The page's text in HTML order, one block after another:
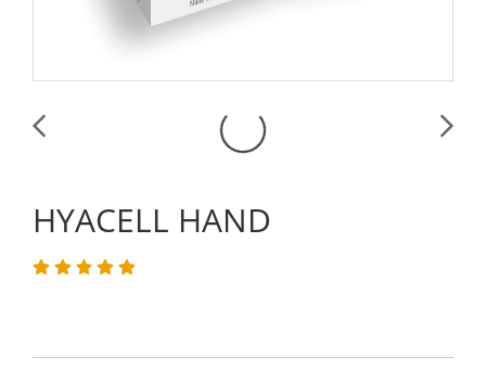
HYACELL HAND